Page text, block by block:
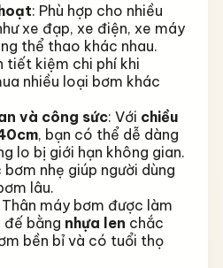
: Phù hợp cho nhiều
xe đạp, xe điện, xe máy
thể thao khác nhau.
tiết kiệm chi phí khi
nhiều loại bơm khác
và công sức: Với chiều
, bạn có thể dễ dàng
lo bị giới hạn không gian.
nhẹ giúp người dùng
lâu.
Thân máy bơm được làm
đế bằng nhựa len chắc
bền bỉ và có tuổi thọ